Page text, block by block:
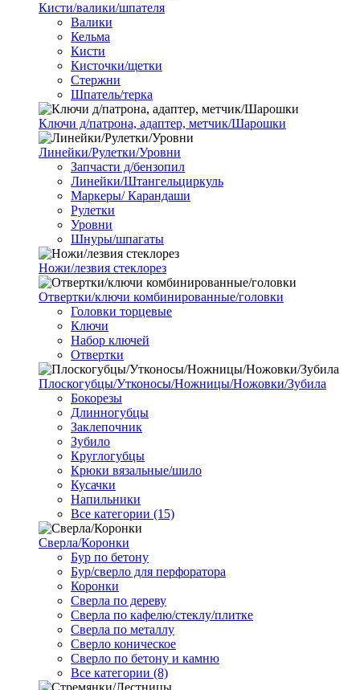
Кисти/валики/шпателя
Валики
Кельма
Кисти
Кисточки/щетки
Стержни
Шпатель/терка
Ключи д/патрона, адаптер, метчик/Шарошки
Линейки/Рулетки/Уровни
Запчасти д/бензопил
Линейки/Штангельциркуль
Маркеры/ Карандаши
Рулетки
Уровни
Шнуры/шпагаты
Ножи/лезвия стеклорез
Отвертки/ключи комбинированные/головки
Головки торцевые
Ключи
Набор ключей
Отвертки
Плоскогубцы/Утконосы/Ножницы/Ножовки/Зубила
Бокорезы
Длинногубцы
Заклепочник
Зубило
Круглогубцы
Крюки вязальные/шило
Кусачки
Напильники
Все категории (15)
Сверла/Коронки
Бур по бетону
Бур/сверло для перфоратора
Коронки
Сверла по дереву
Сверла по кафелю/стеклу/плитке
Сверла по металлу
Сверло коническое
Сверло по бетону и камню
Все категории (8)